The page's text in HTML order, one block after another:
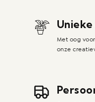
Met oog
onze